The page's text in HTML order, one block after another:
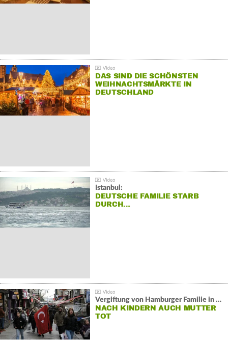
DAS SIND DIE SCHÖNSTEN
WEIHNACHTSMÄRKTE IN
DEUTSCHLAND
Istanbul:
DEUTSCHE FAMILIE STARB
DURCH…
Vergiftung von Hamburger Familie in Istanbul:
NACH KINDERN AUCH MUTTER
TOT